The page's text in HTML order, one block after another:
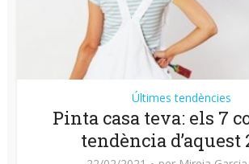
Últimes tendències
Pinta casa teva: els 7
tendència d’aquest